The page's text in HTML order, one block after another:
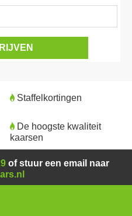
Staffelkortingen
De hoogste kwaliteit
kaarsen
of stuur een email naar